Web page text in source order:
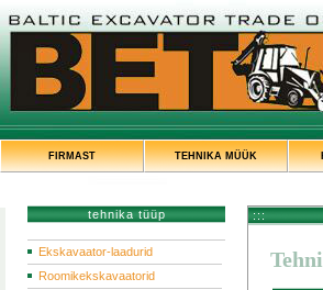
FIRMAST TEHNIKA MÜÜK
tehnika tüüp
Ekskavaator-laadurid
Roomikekskavaatorid
:::